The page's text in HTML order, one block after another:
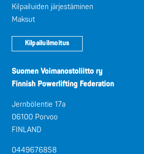
Kilpailuiden järjestäminen
Maksut
Kilpailuilmoitus
Suomen Voimanostoliitto ry
Finnish Powerlifting Federation
Jernbölentie 17a
06100 Porvoo
FINLAND
0449676858